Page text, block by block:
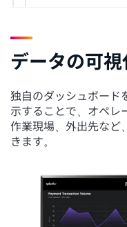
データの可視
独自のダッシュボード
示することで、オペレ
作業現場、外出先など
きます。